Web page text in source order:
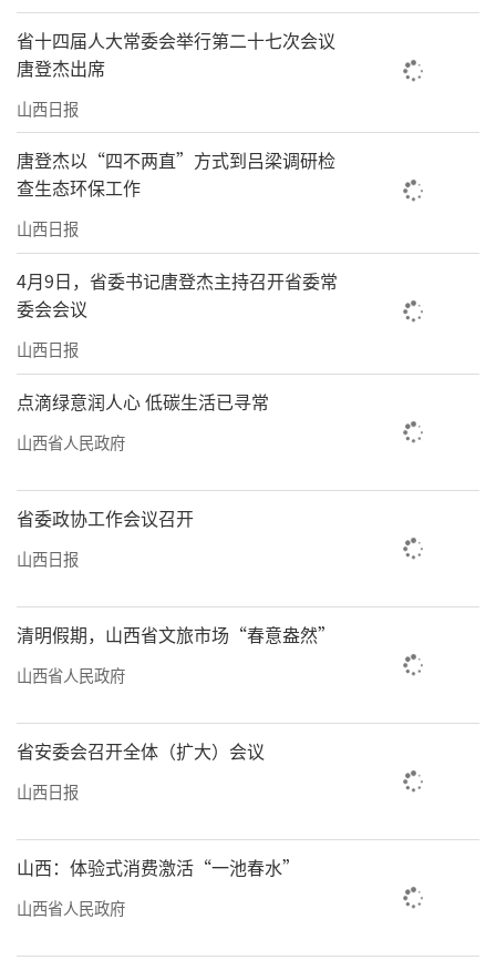
省十四届人大常委会举行第二十七次会议
唐登杰出席
山西日报
唐登杰以“四不两直”方式到吕梁调研检
查生态环保工作
山西日报
4月9日，省委书记唐登杰主持召开省委常
委会会议
山西日报
点滴绿意润人心 低碳生活已寻常
山西省人民政府
省委政协工作会议召开
山西日报
清明假期，山西省文旅市场“春意盎然”
山西省人民政府
省安委会召开全体（扩大）会议
山西日报
山西：体验式消费激活“一池春水”
山西省人民政府